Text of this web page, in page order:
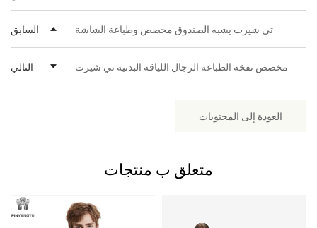
على ظهر السفينة (FOB) والتوصيل مع دفع الرسوم الجمركية
(DDP).
السابق تي شيرت يشبه الصندوق مخصص وطباعة الشاشة
التالي مخصص نفخة الطباعة الرجال اللياقة البدنية تي شيرت
العودة إلى المحتويات
متعلق ب منتجات